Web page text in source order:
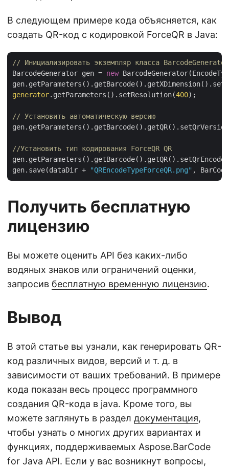
В следующем примере кода объясняется, как
создать QR-код с кодировкой ForceQR в Java:
// Инициализировать экземпляр класса BarcodeGenerator
BarcodeGenerator gen = new
generator.getParameters().setResolution(400);
// Установить автоматическую версию
//Установить тип кодирования ForceQR QR
gen.save(dataDir +
"QREncodeTypeForceQR.png"
Получить бесплатную
лицензию
Вы можете оценить API без каких-либо
водяных знаков или ограничений оценки,
запросив бесплатную временную лицензию.
Вывод
В этой статье вы узнали, как генерировать QR-
код различных видов, версий и т. д. в
зависимости от ваших требований. В примере
кода показан весь процесс программного
создания QR-кода в java. Кроме того, вы
можете заглянуть в раздел документация,
чтобы узнать о многих других вариантах и
функциях, поддерживаемых Aspose.BarCode
for Java API. Если у вас возникнут вопросы,